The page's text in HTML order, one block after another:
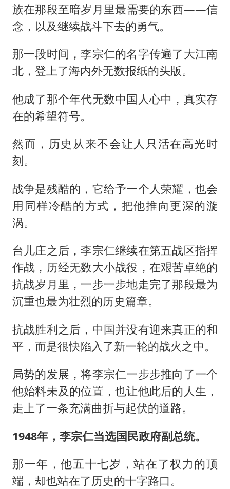
族在那段至暗岁月里最需要的东西——信
念，以及继续战斗下去的勇气。
那一段时间，李宗仁的名字传遍了大江南
北，登上了海内外无数报纸的头版。
他成了那个年代无数中国人心中，真实存
在的希望符号。
然而，历史从来不会让人只活在高光时
刻。
战争是残酷的，它给予一个人荣耀，也会
用同样冷酷的方式，把他推向更深的漩
涡。
台儿庄之后，李宗仁继续在第五战区指挥
作战，历经无数大小战役，在艰苦卓绝的
抗战岁月里，一步一步地走完了那段最为
沉重也最为壮烈的历史篇章。
抗战胜利之后，中国并没有迎来真正的和
平，而是很快陷入了新一轮的战火之中。
局势的发展，将李宗仁一步步推向了一个
他始料未及的位置，也让他此后的人生，
走上了一条充满曲折与起伏的道路。
1948年，李宗仁当选国民政府副总统。
那一年，他五十七岁，站在了权力的顶
端，却也站在了历史的十字路口。